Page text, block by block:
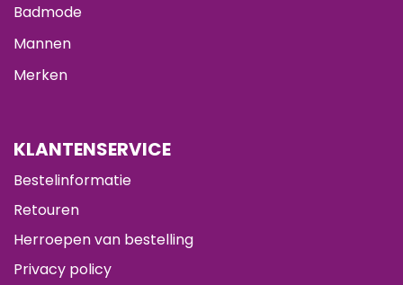
Badmode
Mannen
Merken
KLANTENSERVICE
Bestelinformatie
Retouren
Herroepen van bestelling
Privacy policy